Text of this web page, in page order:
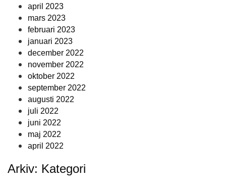
april 2023
mars 2023
februari 2023
januari 2023
december 2022
november 2022
oktober 2022
september 2022
augusti 2022
juli 2022
juni 2022
maj 2022
april 2022
Arkiv: Kategori